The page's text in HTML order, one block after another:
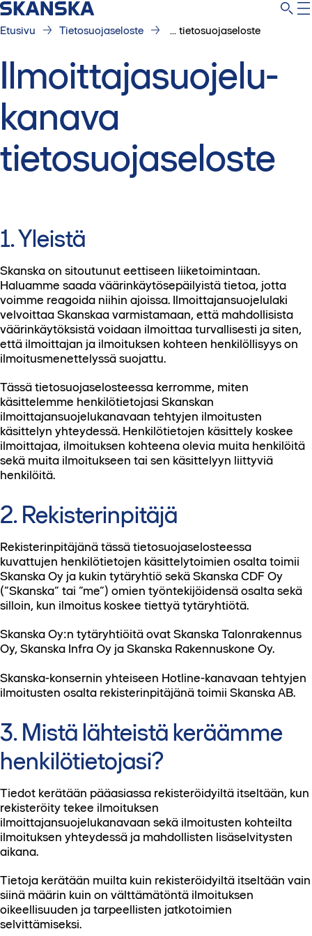
Etusivu Tietosuojaseloste ... tietosuojaseloste
Ilmoittajasuojelu-
kanava
tietosuojaseloste
1. Yleistä
Skanska on sitoutunut eettiseen liiketoimintaan.
Haluamme saada väärinkäytösepäilyistä tietoa, jotta
voimme reagoida niihin ajoissa. Ilmoittajansuojelulaki
velvoittaa Skanskaa varmistamaan, että mahdollisista
väärinkäytöksistä voidaan ilmoittaa turvallisesti ja siten,
että ilmoittajan ja ilmoituksen kohteen henkilöllisyys on
ilmoitusmenettelyssä suojattu.
Tässä tietosuojaselosteessa kerromme, miten
käsittelemme henkilötietojasi Skanskan
ilmoittajansuojelukanavaan tehtyjen ilmoitusten
käsittelyn yhteydessä. Henkilötietojen käsittely koskee
ilmoittajaa, ilmoituksen kohteena olevia muita henkilöitä
sekä muita ilmoitukseen tai sen käsittelyyn liittyviä
henkilöitä.
2. Rekisterinpitäjä
Rekisterinpitäjänä tässä tietosuojaselosteessa
kuvattujen henkilötietojen käsittelytoimien osalta toimii
Skanska Oy ja kukin tytäryhtiö sekä Skanska CDF Oy
(“Skanska” tai “me”) omien työntekijöidensä osalta sekä
silloin, kun ilmoitus koskee tiettyä tytäryhtiötä.
Skanska Oy:n tytäryhtiöitä ovat Skanska Talonrakennus
Oy, Skanska Infra Oy ja Skanska Rakennuskone Oy.
Skanska-konsernin yhteiseen Hotline-kanavaan tehtyjen
ilmoitusten osalta rekisterinpitäjänä toimii Skanska AB.
3. Mistä lähteistä keräämme
henkilötietojasi?
Tiedot kerätään pääasiassa rekisteröidyiltä itseltään, kun
rekisteröity tekee ilmoituksen
ilmoittajansuojelukanavaan sekä ilmoitusten kohteilta
ilmoituksen yhteydessä ja mahdollisten lisäselvitysten
aikana.
Tietoja kerätään muilta kuin rekisteröidyiltä itseltään vain
siinä määrin kuin on välttämätöntä ilmoituksen
oikeellisuuden ja tarpeellisten jatkotoimien
selvittämiseksi.